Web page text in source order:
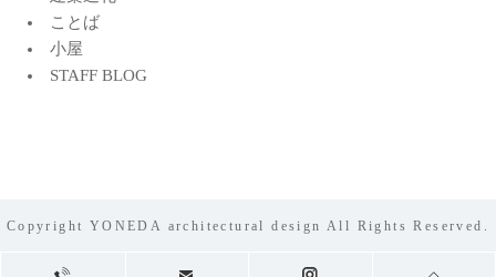
ことば
小屋
STAFF BLOG
Copyright YONEDA architectural design All Rights Reserved.